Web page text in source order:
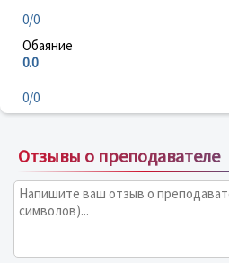
0/0
Обаяние
0.0
0/0
Отзывы о преподавателе